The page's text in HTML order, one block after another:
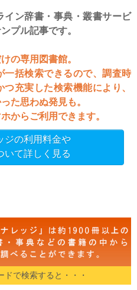
イン辞書・事典・叢書サービ
プル記事です。
の専用図書館。
一括検索できるので、調査時
充実した検索機能により、
た思わぬ発見も。
からご利用できます。
ジの利用料金や
いて詳しく見る
で検索すると・・・